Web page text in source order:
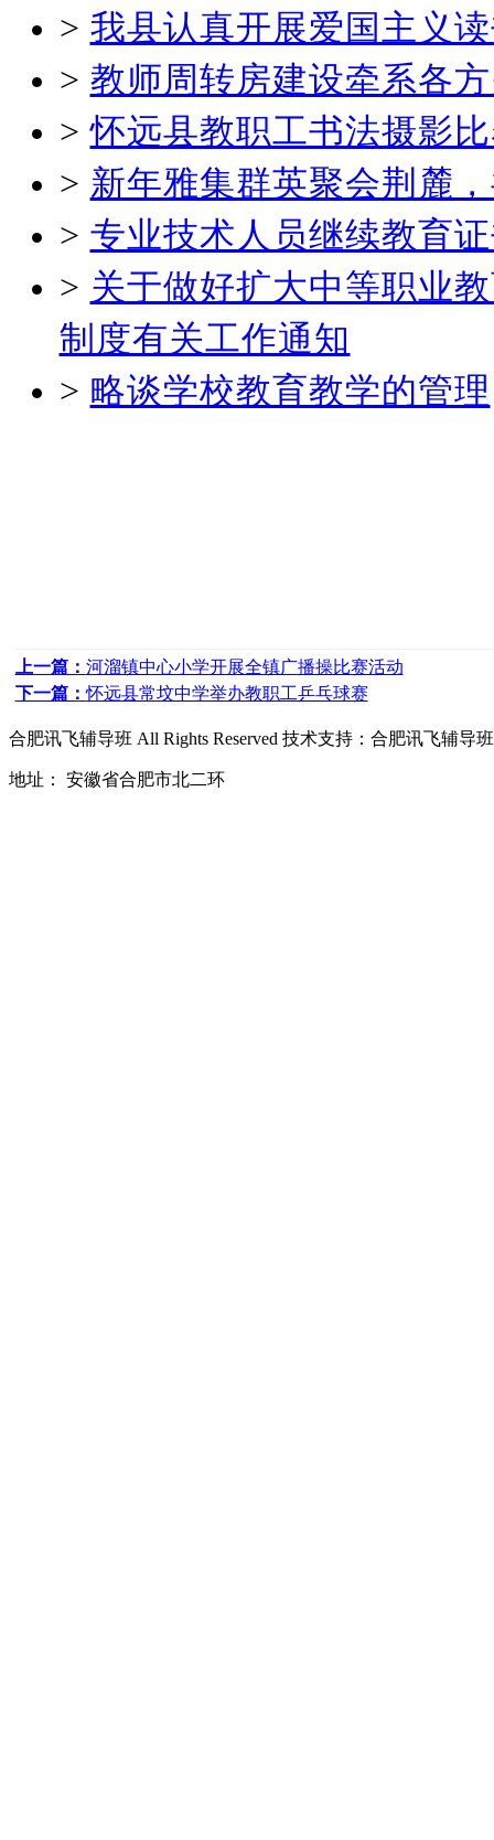
> 我县认真开展爱国主义
> 教师周转房建设牵系各
>怀远县教职工书法摄影
> 新年雅集群英聚会荆麓
> 专业技术人员继续教育
> 关于做好扩大中等职业
制度有关工作通知
> 略谈学校教育教学的管理
上一篇： 河溜镇中心小学开展全镇广播操比赛活动
下一篇：怀远县常坟中学举办教职工乒乓球赛
合肥讯飞辅导班 All Rights Reserved 技术支持： 合肥讯飞辅导班
地址： 安徽省合肥市北二环